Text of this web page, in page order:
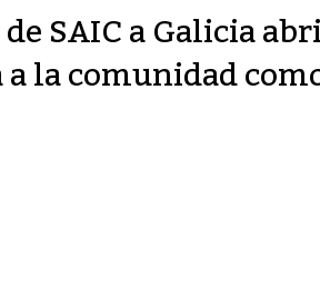
SAIC a Galicia
la comunidad